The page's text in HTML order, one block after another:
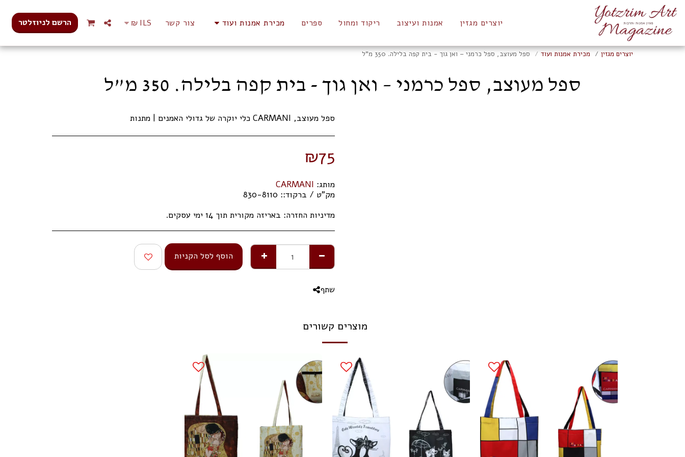
יוצרים מגזין אמנות ועיצוב ריקוד ומחול ספרים מכירת אמנות ועוד צור קשר ILS
₪ הרשם לניוזלטר
יוצרים מגזין מכירת אמנות ועוד ספל מעוצב, ספל כרמני – ואן גוך - בית קפה בלילה. 350 מ”ל
ספל מעוצב, ספל כרמני – ואן גוך - בית קפה בלילה. 350 מ”ל
ספל מעוצב, CARMANI כלי יוקרה של גדולי האמנים | מתנות
₪75
מותג: CARMANI
מק"ט / ברקוד:: 830-8110
מדיניות החזרה: באריזה מקורית תוך 14 ימי עסקים.
הוסף לסל הקניות
שתף
מוצרים קשורים